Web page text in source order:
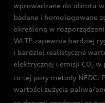
wprowadzane do obrotu
badane i homologowane
określoną w
WLTP zapewnia bardziej
i bardziej realistyczne
elektrycznej i emisji CO2 w
to tej pory metody NEDC.
wartości zużycia paliwa/